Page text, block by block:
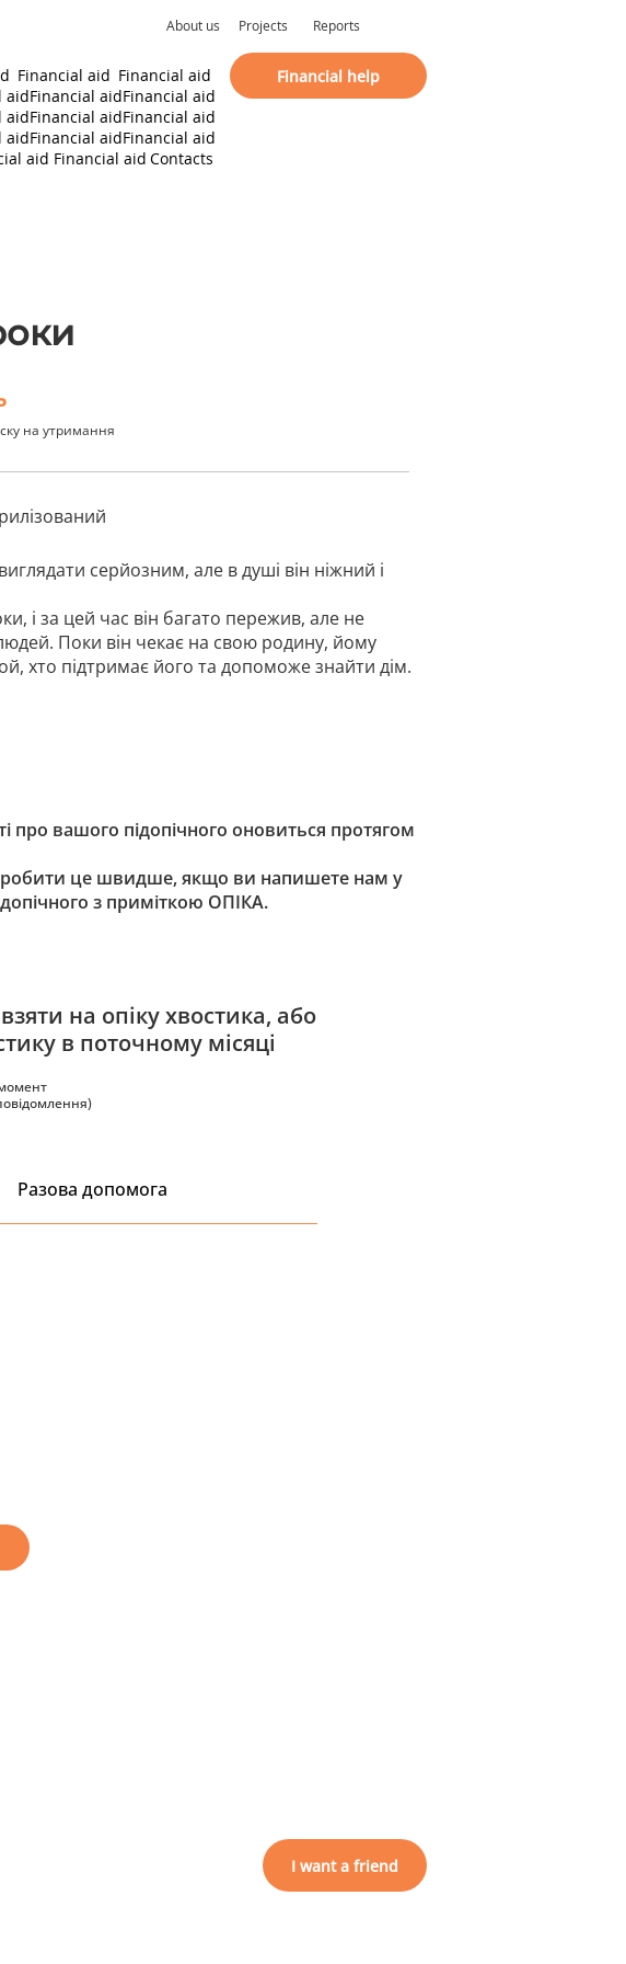
About us Projects Reports
Financial aid Financial aid
aidFinancial aidFinancial aid
aidFinancial aidFinancial aid
aidFinancial aidFinancial aid
aid Financial aid Contacts
Financial help
на утримання
про вашого підопічного оновиться протягом
це швидше, якщо ви напишете нам у
з приміткою ОПІКА.
серйозним, але в душі він ніжний і
і за цей час він багато пережив, але не
Поки він чекає на свою родину, йому
хто підтримає його та допоможе знайти дім.
на опіку хвостика, або
в поточному місяці
Разова допомога
I want a friend